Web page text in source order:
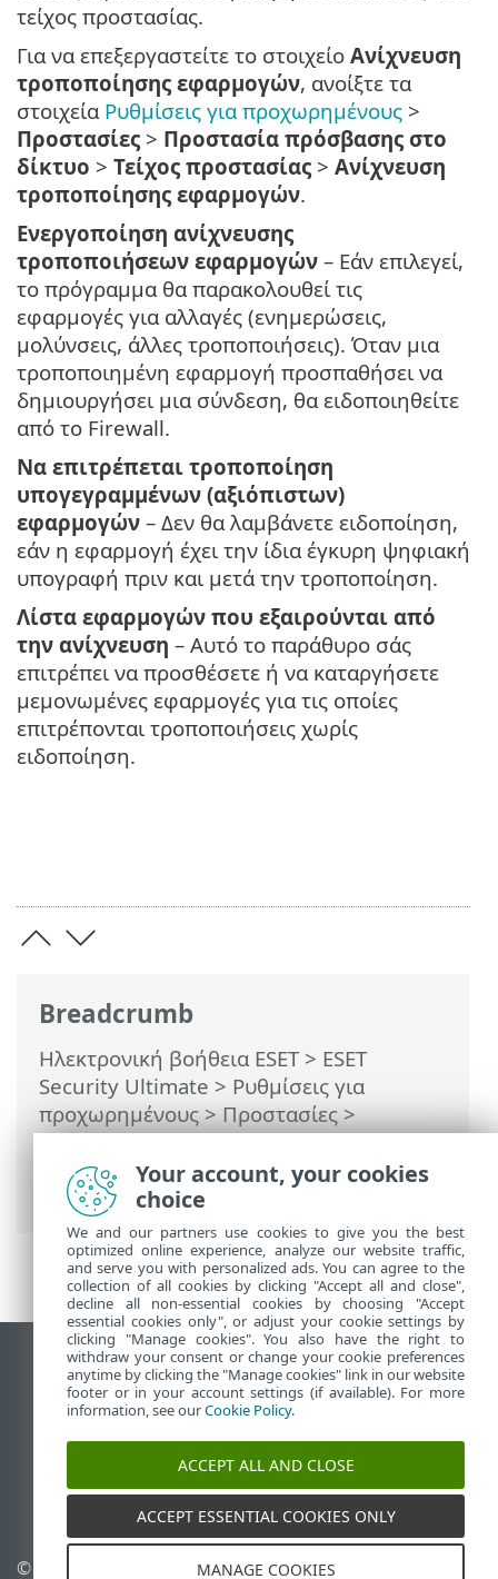
Breadcrumb
Ηλεκτρονική βοήθεια ESET> ESET
Security Ultimate > Ρυθμίσεις για
προχωρημένους>Προστασίες>
Προστασία πρόσβασης στο δίκτυο>
Τείχος προστασίας> Ανίχνευση
τροποποίησης εφαρμογών
τείχος προστασίας.
Για να επεξεργαστείτε το στοιχείο Ανίχνευση
τροποποίησης εφαρμογών, ανοίξτε τα
στοιχεία Ρυθμίσεις για προχωρημένους >
Προστασίες > Προστασία πρόσβασης στο
δίκτυο > Τείχος προστασίας > Ανίχνευση
τροποποίησης εφαρμογών.
Ενεργοποίηση ανίχνευσης
τροποποιήσεων εφαρμογών – Εάν επιλεγεί,
το πρόγραμμα θα παρακολουθεί τις
εφαρμογές για αλλαγές (ενημερώσεις,
μολύνσεις, άλλες τροποποιήσεις). Όταν μια
τροποποιημένη εφαρμογή προσπαθήσει να
δημιουργήσει μια σύνδεση, θα ειδοποιηθείτε
από το Firewall.
Να επιτρέπεται τροποποίηση
υπογεγραμμένων (αξιόπιστων)
εφαρμογών – Δεν θα λαμβάνετε ειδοποίηση,
εάν η εφαρμογή έχει την ίδια έγκυρη ψηφιακή
υπογραφή πριν και μετά την τροποποίηση.
Λίστα εφαρμογών που εξαιρούνται από
την ανίχνευση – Αυτό το παράθυρο σάς
επιτρέπει να προσθέσετε ή να καταργήσετε
μεμονωμένες εφαρμογές για τις οποίες
επιτρέπονται τροποποιήσεις χωρίς
ειδοποίηση.
Προβολή ιστότοπου επιφάνειας εργασίας
End of Life
Γνωσιακή βάση ESET
Ομάδα συζήτησης ESET
ESET Status Portal
Τοπική υποστήριξη
© 1992 - 2025 ESET, spol. s Διαχείριση cookies
Your account, your cookies
choice
We and our partners use cookies to give you the best
optimized online experience, analyze our website traffic,
and serve you with personalized ads. You can agree to the
collection of all cookies by clicking "Accept all and close",
decline all non-essential cookies by choosing "Accept
essential cookies only", or adjust your cookie settings by
clicking "Manage cookies". You also have the right to
withdraw your consent or change your cookie preferences
anytime by clicking the "Manage cookies" link in our website
footer or in your account settings (if available). For more
information, see ourCookie Policy.
ACCEPT ALL AND CLOSE
ACCEPT ESSENTIAL COOKIES ONLY
MANAGE COOKIES